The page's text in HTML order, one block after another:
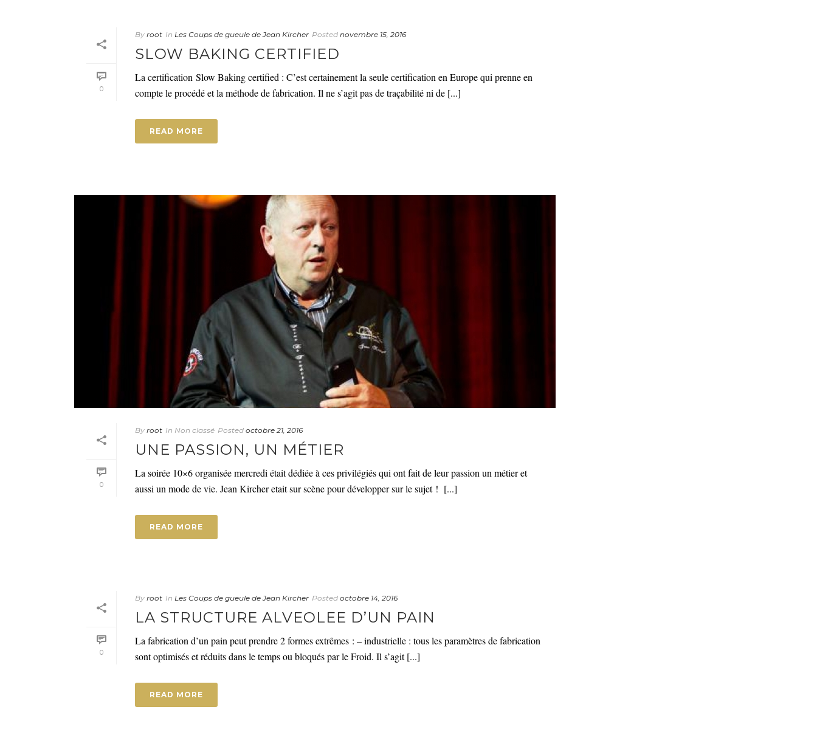
0
By root In Les Coups de gueule de Jean Kircher Posted novembre 15, 2016
SLOW BAKING CERTIFIED
La certification Slow Baking certified : C’est certainement la seule certification en Europe qui prenne en
compte le procédé et la méthode de fabrication. Il ne s’agit pas de traçabilité ni de [...]
READ MORE
0
By root In Non classé Posted octobre 21, 2016
UNE PASSION, UN MÉTIER
La soirée 10×6 organisée mercredi était dédiée à ces privilégiés qui ont fait de leur passion un métier et
aussi un mode de vie. Jean Kircher etait sur scène pour développer sur le sujet ! [...]
READ MORE
0
By root In Les Coups de gueule de Jean Kircher Posted octobre 14, 2016
LA STRUCTURE ALVEOLEE D’UN PAIN
La fabrication d’un pain peut prendre 2 formes extrêmes : – industrielle : tous les paramètres de fabrication
sont optimisés et réduits dans le temps ou bloqués par le Froid. Il s’agit [...]
READ MORE